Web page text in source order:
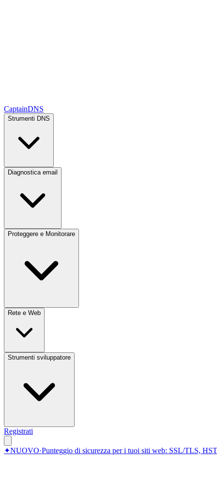
CaptainDNS
Strumenti DNS
Diagnostica email
Proteggere e Monitorare
Rete e Web
Strumenti sviluppatore
Registrati
✦NUOVO·Punteggio di sicurezza per i tuoi siti web: SSL/TLS,